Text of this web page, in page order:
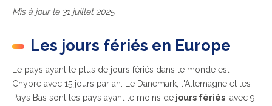
Mis à jour le 31 juillet 2025
Les jours fériés en Europe
Le pays ayant le plus de jours fériés dans le monde est
Chypre avec 15 jours par an. Le Danemark, l'Allemagne et les
Pays Bas sont les pays ayant le moins de jours fériés , avec 9